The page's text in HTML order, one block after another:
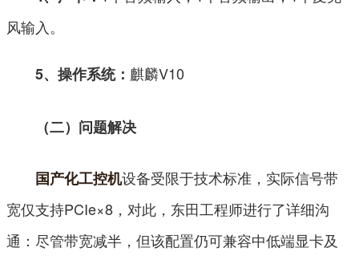
风输入。
5、操作系统： 麒麟V10
（二）问题解决
国产化工控机设备受限于技术标准，实际信号带
宽仅支持PCIe×8，对此，东田工程师进行了详细沟
通：尽管带宽减半，但该配置仍可兼容中低端显卡及